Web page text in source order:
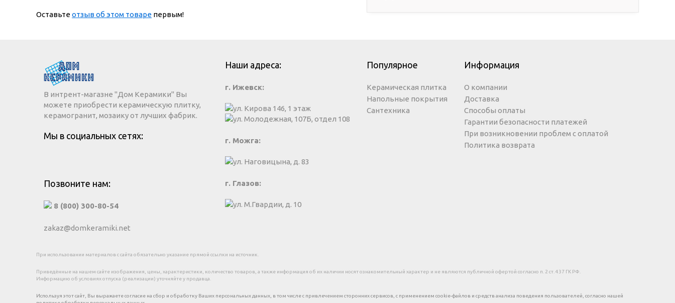
Оставьтеотзыв об этом товаре первым!
В интрент-магазне "Дом Керамики" Вы
можете приобрести керамическую плитку,
керамогранит, мозаику от лучших фабрик.
Мы в социальных сетях:
Позвоните нам:
8 (800) 300-80-54
zakaz@domkeramiki.net
Наши адреса:
г. Ижевск:
ул. Кирова 146, 1 этаж
ул. Молодежная, 107Б, отдел 108
г. Можга:
ул. Наговицына, д. 83
г. Глазов:
ул. М.Гвардии, д. 10
Популярное
Керамическая плитка
Напольные покрытия
Сантехника
Информация
О компании
Доставка
Способы оплаты
Гарантии безопасности платежей
При возникновении проблем с оплатой
Политика возврата
При использовании материалов с сайта обязательно указание прямой ссылки на источник.
Приведённые на нашем сайте изображения, цены, характеристики, количество товаров, а также информация об их наличии носят ознакомительный характер и не являются публичной офертой согласно п. 2 ст. 437 ГК РФ.
Информацию об условиях отпуска (реализации) уточняйте у продавца.
Используя этот сайт, Вы выражаете согласие на сбор и обработку Ваших персональных данных, в том числе с привлечением сторонних сервисов, с применением cookie-файлов и средств анализа поведения пользователей, согласно нашей